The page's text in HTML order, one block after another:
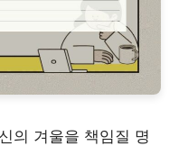
의 겨울을 책임질 명